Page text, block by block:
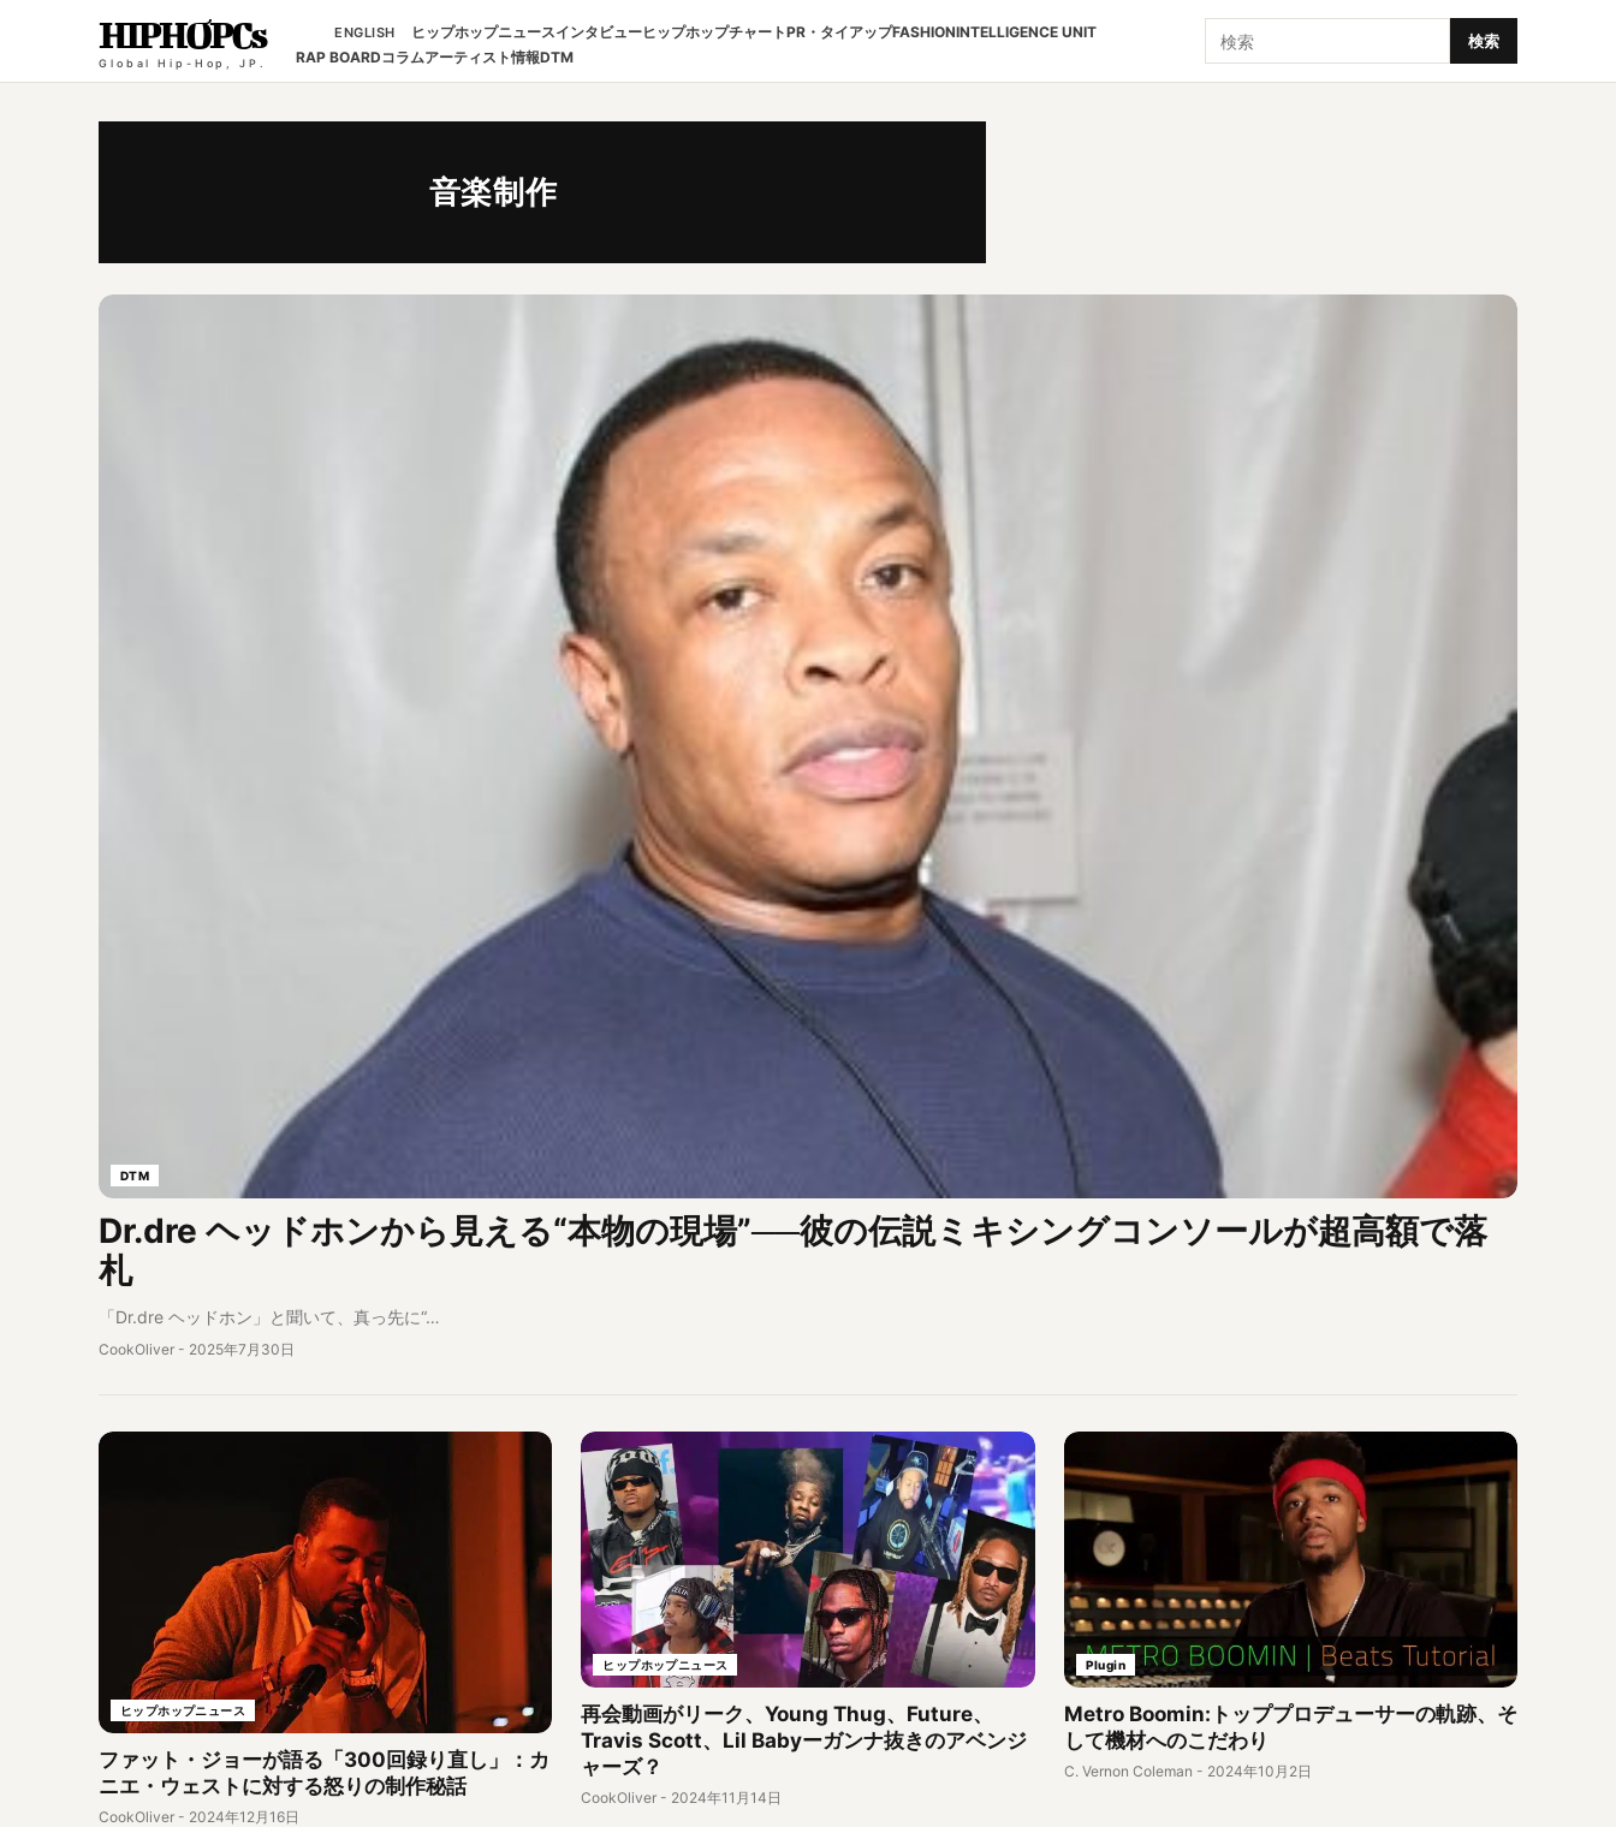
HIPHOPCs
Global Hip-Hop, JP.
ENGLISH ヒップホップニュースインタビューヒップホップチャートPR・タイアップFASHIONINTELLIGENCE UNIT
RAP BOARDコラムアーティスト情報DTM
検索 検索
音楽制作
DTM
Dr.dre ヘッドホンから見える“本物の現場”──彼の伝説ミキシングコンソールが超高額で落
札
「Dr.dre ヘッドホン」と聞いて、真っ先に“…
CookOliver - 2025年7月30日
ヒップホップニュース
ファット・ジョーが語る「300回録り直し」：カ
ニエ・ウェストに対する怒りの制作秘話
CookOliver - 2024年12月16日
ヒップホップニュース
再会動画がリーク、Young Thug、Future、
Travis Scott、Lil Babyーガンナ抜きのアベンジ
ャーズ？
CookOliver - 2024年11月14日
Plugin
Metro Boomin:トッププロデューサーの軌跡、そ
して機材へのこだわり
C. Vernon Coleman - 2024年10月2日